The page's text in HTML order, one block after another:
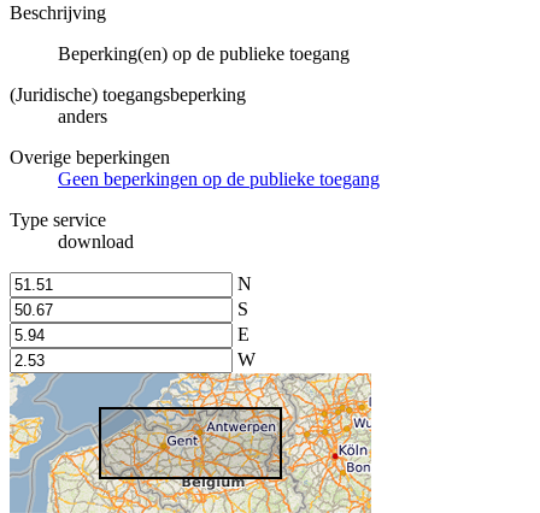
Beschrijving
Beperking(en) op de publieke toegang
(Juridische) toegangsbeperking
anders
Overige beperkingen
Geen beperkingen op de publieke toegang
Type service
download
N
S
E
W